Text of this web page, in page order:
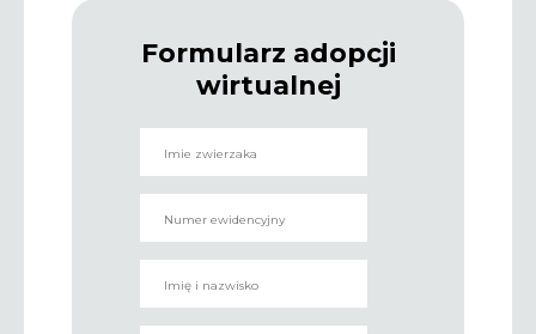
Formularz adopcji
wirtualnej